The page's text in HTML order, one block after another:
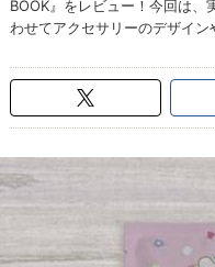
BOOK』をレビュー！今回は
わせてアクセサリーのデザイン